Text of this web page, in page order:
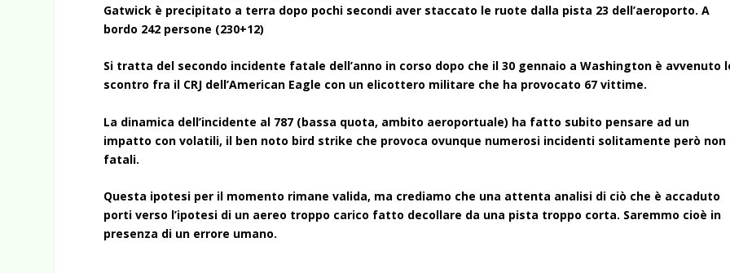
Gatwick è precipitato a terra dopo pochi secondi aver staccato le ruote dalla pista 23 dell’aeroporto. A
bordo 242 persone (230+12)
Si tratta del secondo incidente fatale dell’anno in corso dopo che il 30 gennaio a Washington è avvenuto
scontro fra il CRJ dell’American Eagle con un elicottero militare che ha provocato 67 vittime.
La dinamica dell’incidente al 787 (bassa quota, ambito aeroportuale) ha fatto subito pensare ad un
impatto con volatili, il ben noto bird strike che provoca ovunque numerosi incidenti solitamente però non
fatali.
Questa ipotesi per il momento rimane valida, ma crediamo che una attenta analisi di ciò che è accaduto
porti verso l’ipotesi di un aereo troppo carico fatto decollare da una pista troppo corta. Saremmo cioè in
presenza di un errore umano.